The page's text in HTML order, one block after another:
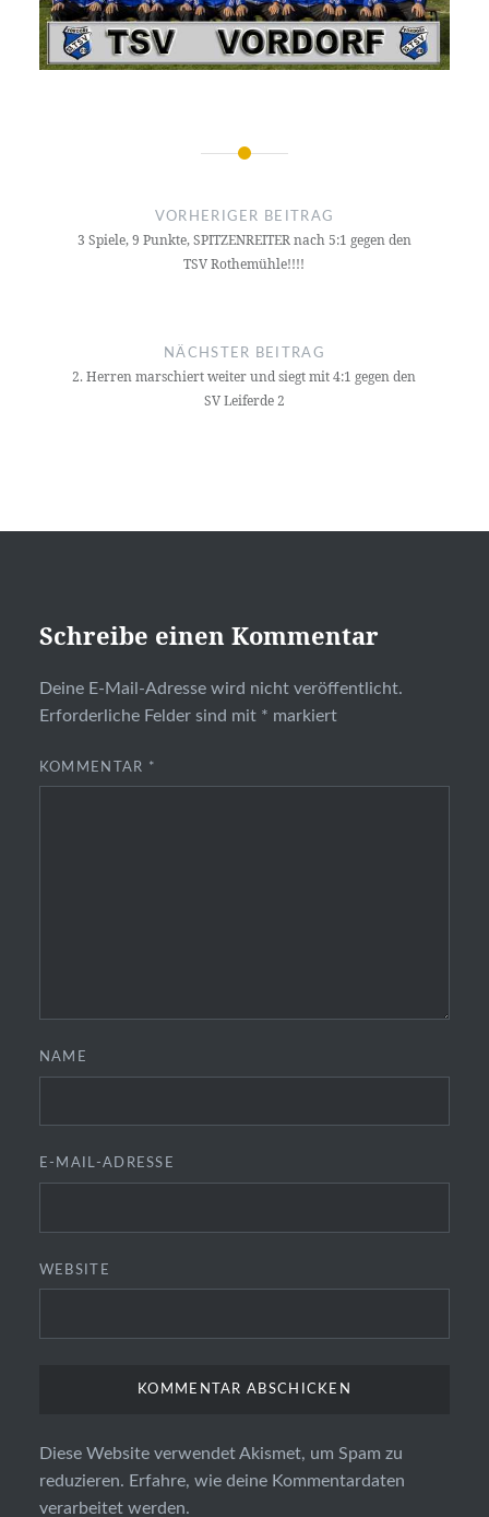
Beitragsnavigation
VORHERIGER BEITRAG
3 Spiele, 9 Punkte, SPITZENREITER nach 5:1 gegen den
TSV Rothemühle!!!!
NÄCHSTER BEITRAG
2. Herren marschiert weiter und siegt mit 4:1 gegen den
SV Leiferde 2
Schreibe einen Kommentar
Deine E-Mail-Adresse wird nicht veröffentlicht.
Erforderliche Felder sind mit * markiert
KOMMENTAR *
NAME
E-MAIL-ADRESSE
WEBSITE
Diese Website verwendet Akismet, um Spam zu
reduzieren. Erfahre, wie deine Kommentardaten
verarbeitet werden.